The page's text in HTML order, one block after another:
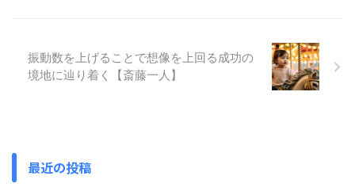
振動数を上げることで想像を上回る成功の
境地に辿り着く【斎藤一人】
最近の投稿